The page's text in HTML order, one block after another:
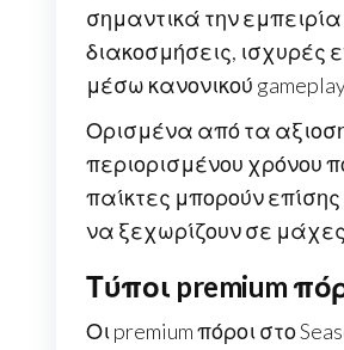
σημαντικά την
διακοσμήσεις, ισχυρές
μέσω κανονικού
Ορισμένα από τα
περιορισμένου χρόνου
παίκτες μπορούν
να ξεχωρίζουν σε
Τύποι premium
Οι premium πόροι στο